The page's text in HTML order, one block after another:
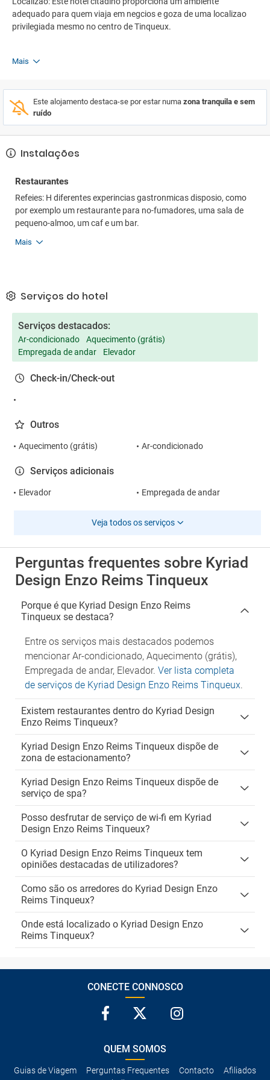
adequado para quem viaja em negcios e goza de uma localizao
privilegiada mesmo no centro de Tinqueux.
Mais
Este alojamento destaca-se por estar numa zona tranquila e sem
ruído
Instalações
Restaurantes
Refeies: H diferentes experincias gastronmicas disposio, como
por exemplo um restaurante para no-fumadores, uma sala de
pequeno-almoo, um caf e um bar.
Mais
Serviços do hotel
Serviços destacados:
Ar-condicionado
Aquecimento (grátis)
Empregada de andar
Elevador
Check-in/Check-out
Outros
Aquecimento (grátis) Ar-condicionado
Serviços adicionais
Elevador Empregada de andar
Veja todos os serviços
Perguntas frequentes sobre Kyriad
Design Enzo Reims Tinqueux
Porque é que Kyriad Design Enzo Reims
Tinqueux se destaca?
Entre os serviços mais destacados podemos
mencionar Ar-condicionado, Aquecimento (grátis),
Empregada de andar, Elevador. Ver lista completa
de serviços de Kyriad Design Enzo Reims Tinqueux.
Existem restaurantes dentro do Kyriad Design
Enzo Reims Tinqueux?
Kyriad Design Enzo Reims Tinqueux dispõe de
zona de estacionamento?
Kyriad Design Enzo Reims Tinqueux dispõe de
serviço de spa?
Posso desfrutar de serviço de wi-fi em Kyriad
Design Enzo Reims Tinqueux?
O Kyriad Design Enzo Reims Tinqueux tem
opiniões destacadas de utilizadores?
Como são os arredores do Kyriad Design Enzo
Reims Tinqueux?
Onde está localizado o Kyriad Design Enzo
Reims Tinqueux?
CONECTE CONNOSCO
QUEM SOMOS
Guias de Viagem Perguntas Frequentes Contacto
Afiliados